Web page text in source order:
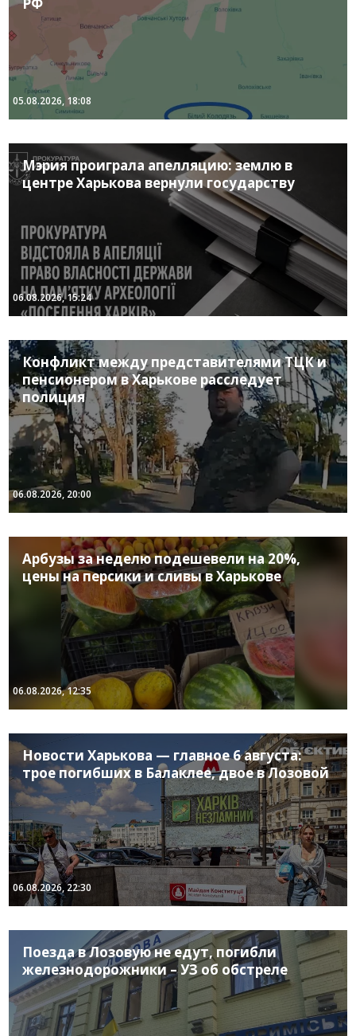
05.08.2026, 18:08
Мэрия проиграла апелляцию: землю в
центре Харькова вернули государству
06.08.2026, 15:24
Конфликт между представителями ТЦК и
пенсионером в Харькове расследует
полиция
06.08.2026, 20:00
Арбузы за неделю подешевели на 20%,
цены на персики и сливы в Харькове
06.08.2026, 12:35
Новости Харькова — главное 6 августа:
трое погибших в Балаклее, двое в Лозовой
06.08.2026, 22:30
Поезда в Лозовую не едут, погибли
железнодорожники – УЗ об обстреле